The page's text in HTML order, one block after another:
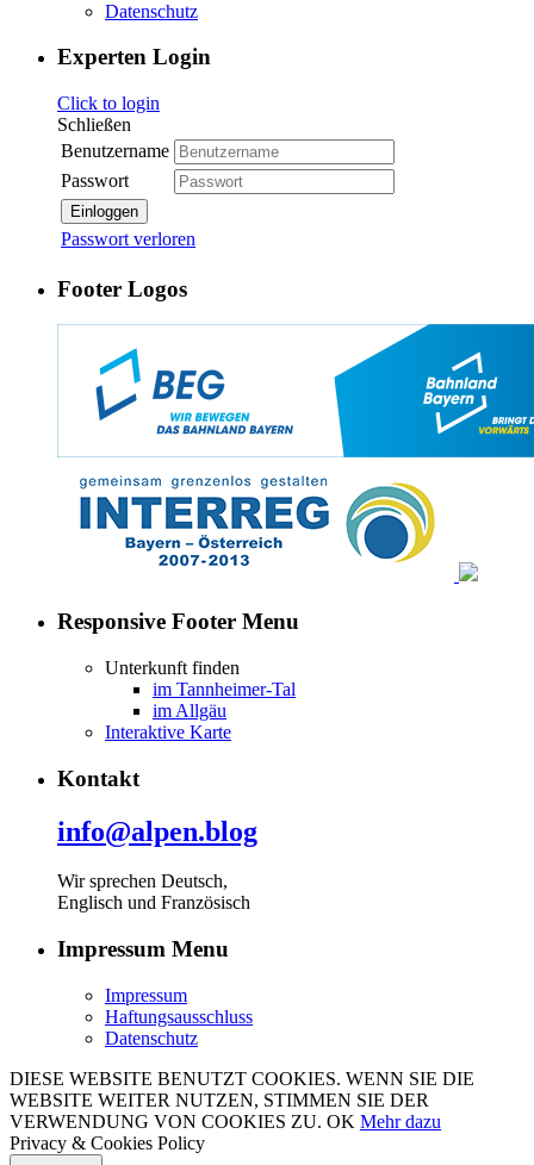
Datenschutz
Experten Login
Click to login
Schließen
Benutzername
Passwort
Einloggen
Passwort verloren
Footer Logos
Responsive Footer Menu
Unterkunft finden
im Tannheimer-Tal
im Allgäu
Interaktive Karte
Kontakt
info@alpen.blog
Wir sprechen Deutsch,
Englisch und Französisch
Impressum Menu
Impressum
Haftungsausschluss
Datenschutz
DIESE WEBSITE BENUTZT COOKIES. WENN SIE DIE
WEBSITE WEITER NUTZEN, STIMMEN SIE DER
VERWENDUNG VON COOKIES ZU. OK Mehr dazu
Privacy & Cookies Policy